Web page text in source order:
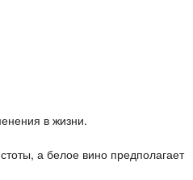
в жизни.
а белое вино предполагает